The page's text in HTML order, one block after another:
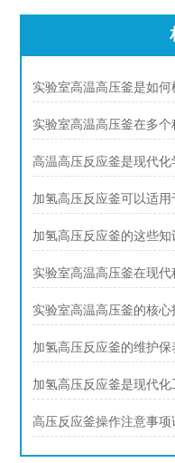
实验室高温高压釜是如
实验室高温高压釜在多
高温高压反应釜是现代
加氢高压反应釜可以适
加氢高压反应釜的这些知
实验室高温高压釜在现
实验室高温高压釜的核
加氢高压反应釜的维护
加氢高压反应釜是现代
高压反应釜操作注意事项